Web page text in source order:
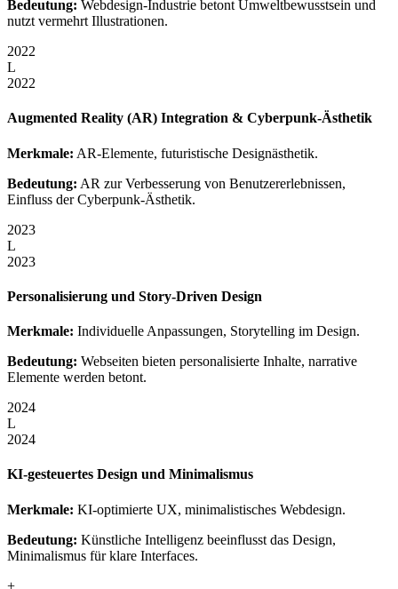
Bedeutung: Webdesign-Industrie betont Umweltbewusstsein und
nutzt vermehrt Illustrationen.
2022
L
2022
Augmented Reality (AR) Integration & Cyberpunk-Ästhetik
Merkmale: AR-Elemente, futuristische Designästhetik.
Bedeutung: AR zur Verbesserung von Benutzererlebnissen,
Einfluss der Cyberpunk-Ästhetik.
2023
L
2023
Personalisierung und Story-Driven Design
Merkmale: Individuelle Anpassungen, Storytelling im Design.
Bedeutung: Webseiten bieten personalisierte Inhalte, narrative
Elemente werden betont.
2024
L
2024
KI-gesteuertes Design und Minimalismus
Merkmale: KI-optimierte UX, minimalistisches Webdesign.
Bedeutung: Künstliche Intelligenz beeinflusst das Design,
Minimalismus für klare Interfaces.
+